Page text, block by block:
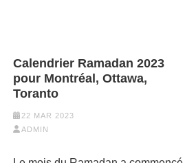
Calendrier Ramadan 2023
pour Montréal, Ottawa,
Toranto
22 MAR 2023
ADMIN